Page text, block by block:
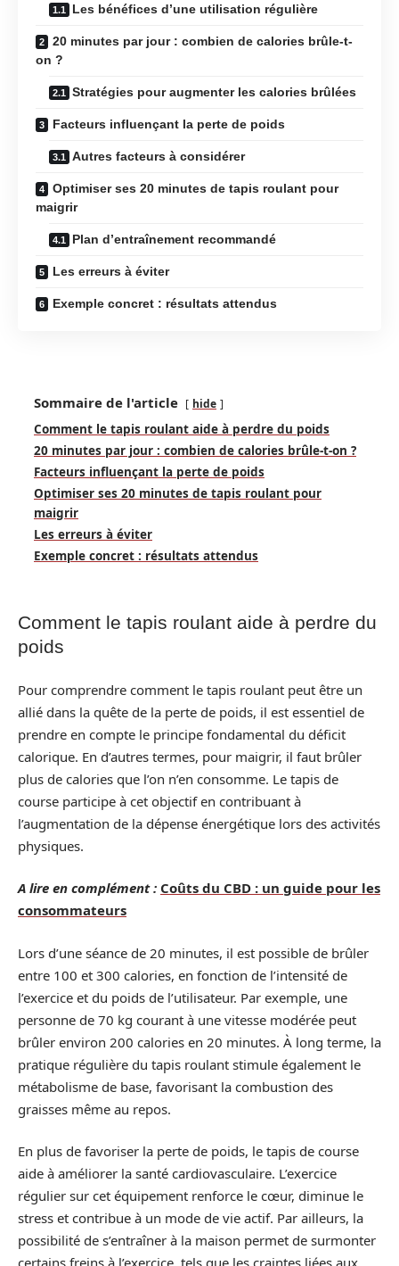
Les bénéfices d’une utilisation régulière
20 minutes par jour : combien de calories brûle-t-
on ?
Stratégies pour augmenter les calories brûlées
Facteurs influençant la perte de poids
Autres facteurs à considérer
Optimiser ses 20 minutes de tapis roulant pour
maigrir
Plan d’entraînement recommandé
Les erreurs à éviter
Exemple concret : résultats attendus
Sommaire de l'article hide
Comment le tapis roulant aide à perdre du poids
20 minutes par jour : combien de calories brûle-t-on ?
Facteurs influençant la perte de poids
Optimiser ses 20 minutes de tapis roulant pour
maigrir
Les erreurs à éviter
Exemple concret : résultats attendus
Comment le tapis roulant aide à perdre du
poids
Pour comprendre comment le tapis roulant peut être un
allié dans la quête de la perte de poids, il est essentiel de
prendre en compte le principe fondamental du déficit
calorique. En d’autres termes, pour maigrir, il faut brûler
plus de calories que l’on n’en consomme. Le tapis de
course participe à cet objectif en contribuant à
l’augmentation de la dépense énergétique lors des activités
physiques.
A lire en complément : Coûts du CBD : un guide pour les
consommateurs
Lors d’une séance de 20 minutes, il est possible de brûler
entre 100 et 300 calories, en fonction de l’intensité de
l’exercice et du poids de l’utilisateur. Par exemple, une
personne de 70 kg courant à une vitesse modérée peut
brûler environ 200 calories en 20 minutes. À long terme, la
pratique régulière du tapis roulant stimule également le
métabolisme de base, favorisant la combustion des
graisses même au repos.
En plus de favoriser la perte de poids, le tapis de course
aide à améliorer la santé cardiovasculaire. L’exercice
régulier sur cet équipement renforce le cœur, diminue le
stress et contribue à un mode de vie actif. Par ailleurs, la
possibilité de s’entraîner à la maison permet de surmonter
certains freins à l’exercice, tels que les craintes liées aux